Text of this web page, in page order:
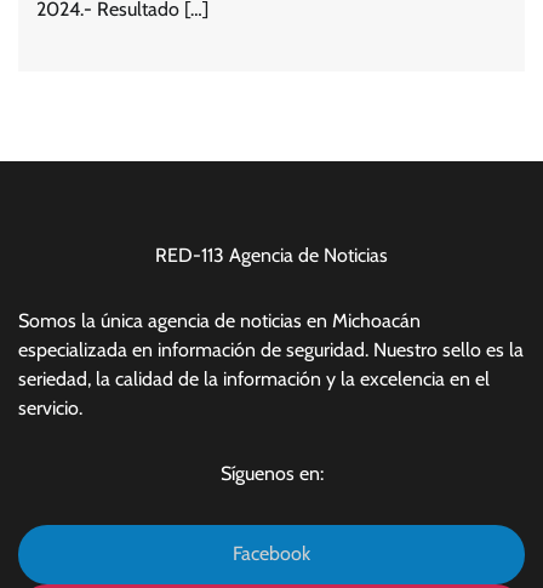
2024.- Resultado […]
RED-113 Agencia de Noticias
Somos la única agencia de noticias en Michoacán
especializada en información de seguridad. Nuestro sello es la
seriedad, la calidad de la información y la excelencia en el
servicio.
Síguenos en:
Facebook